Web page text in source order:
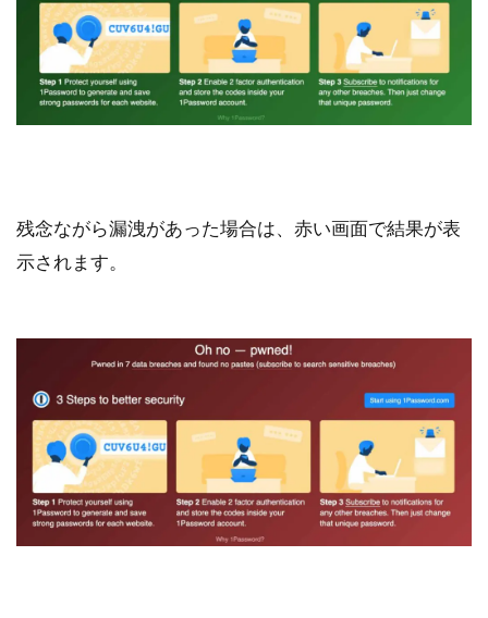
残念ながら漏洩があった場合は、赤い画面で結果が表
示されます。